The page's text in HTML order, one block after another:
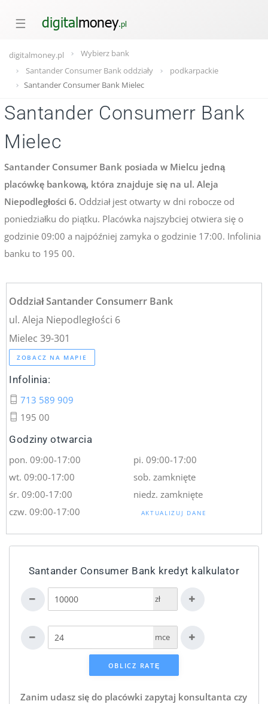
☰
digitalmoney.pl
Wybierz bank
Santander Consumer Bank oddziały
podkarpackie
Santander Consumer Bank Mielec
Santander Consumerr Bank
Mielec
Santander Consumer Bank posiada w Mielcu jedną
placówkę bankową, która znajduje się na ul. Aleja
Niepodległości 6. Oddział jest otwarty w dni robocze od
poniedziałku do piątku. Placówka najszybciej otwiera się o
godzinie 09:00 a najpóźniej zamyka o godzinie 17:00. Infolinia
banku to 195 00.
Oddział Santander Consumerr Bank
ul. Aleja Niepodległości 6
Mielec 39-301
ZOBACZ NA MAPIE
Infolinia:
713 589 909
195 00
Godziny otwarcia
pon. 09:00-17:00
wt. 09:00-17:00
śr. 09:00-17:00
czw. 09:00-17:00
pi. 09:00-17:00
sob. zamknięte
niedz. zamknięte
AKTUALIZUJ DANE
Santander Consumer Bank kredyt kalkulator
zł
mce
Zanim udasz się do placówki zapytaj konsultanta czy